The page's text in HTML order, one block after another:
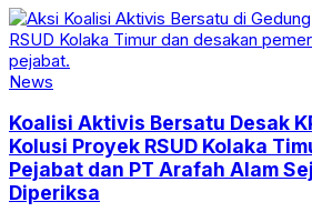
News
Koalisi Aktivis Bersatu Desak
Kolusi Proyek RSUD Kolaka
Pejabat dan PT Arafah Alam
Diperiksa